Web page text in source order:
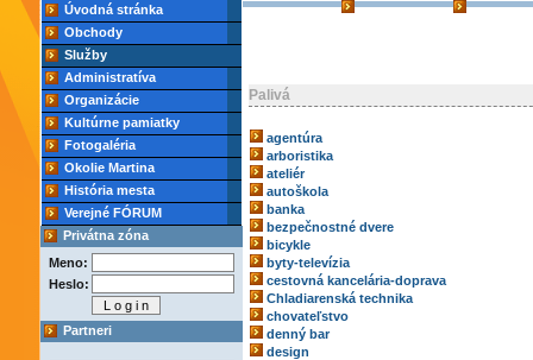
Úvodná stránka
Obchody
Služby
Administratíva
Organizácie
Kultúrne pamiatky
Fotogaléria
Okolie Martina
História mesta
Verejné FÓRUM
Privátna zóna
Meno:
Heslo:
Partneri
Palivá
agentúra
arboristika
ateliér
autoškola
banka
bezpečnostné dvere
bicykle
byty-televízia
cestovná kancelária-doprava
Chladiarenská technika
chovateľstvo
denný bar
design